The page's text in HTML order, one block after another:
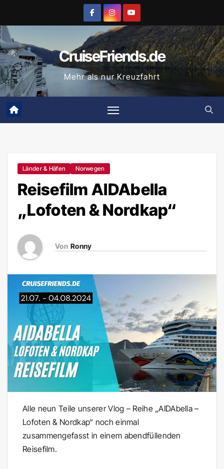
springen
CruiseFriends.de
Mehr als nur Kreuzfahrt
Länder & Häfen Norwegen
Reisefilm AIDAbella
„Lofoten & Nordkap“
Von Ronny
Alle neun Teile unserer Vlog – Reihe „AIDAbella –
Lofoten & Nordkap“ noch einmal
zusammengefasst in einem abendfüllenden
Reisefilm.